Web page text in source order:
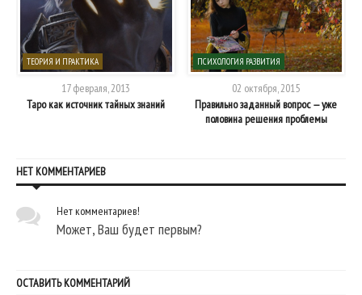
ТЕОРИЯ И ПРАКТИКА
17 февраля, 2013
Таро как источник тайных знаний
ПСИХОЛОГИЯ РАЗВИТИЯ
02 октября, 2015
Правильно заданный вопрос — уже
половина решения проблемы
НЕТ КОММЕНТАРИЕВ
Нет комментариев!
Может, Ваш будет первым?
ОСТАВИТЬ КОММЕНТАРИЙ